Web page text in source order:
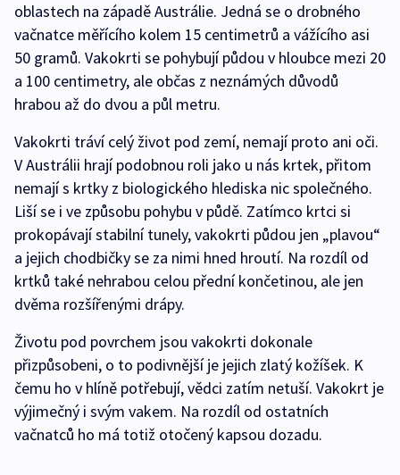
oblastech na západě Austrálie. Jedná se o drobného
vačnatce měřícího kolem 15 centimetrů a vážícího asi
50 gramů. Vakokrti se pohybují půdou v hloubce mezi 20
a 100 centimetry, ale občas z neznámých důvodů
hrabou až do dvou a půl metru.
Vakokrti tráví celý život pod zemí, nemají proto ani oči.
V Austrálii hrají podobnou roli jako u nás krtek, přitom
nemají s krtky z biologického hlediska nic společného.
Liší se i ve způsobu pohybu v půdě. Zatímco krtci si
prokopávají stabilní tunely, vakokrti půdou jen „plavou“
a jejich chodbičky se za nimi hned hroutí. Na rozdíl od
krtků také nehrabou celou přední končetinou, ale jen
dvěma rozšířenými drápy.
Životu pod povrchem jsou vakokrti dokonale
přizpůsobeni, o to podivnější je jejich zlatý kožíšek. K
čemu ho v hlíně potřebují, vědci zatím netuší. Vakokrt je
výjimečný i svým vakem. Na rozdíl od ostatních
vačnatců ho má totiž otočený kapsou dozadu.